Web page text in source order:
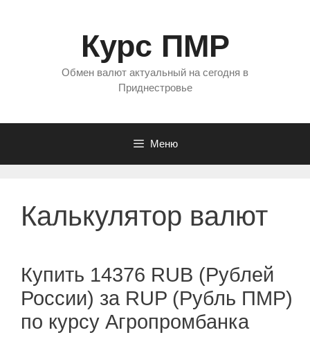
Курс ПМР
Обмен валют актуальный на сегодня в
Приднестровье
Меню
Калькулятор валют
Купить 14376 RUB (Рублей
России) за RUP (Рубль ПМР)
по курсу Агропромбанка